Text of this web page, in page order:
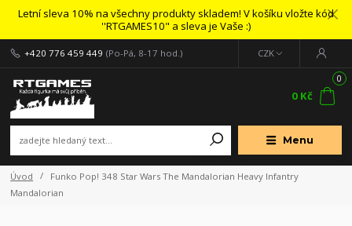
Letní sleva 10% na všechny produkty skladem! V košíku vložte kód
''RTGAMES10" a sleva je Vaše :)
Menu
CZK
+420 776 459 449 (Po-Pá, 8-17 hod.)
0
0 Kč
Úvod
Funko Pop! 348 Star Wars The Mandalorian Heavy Infantry
Mandalorian